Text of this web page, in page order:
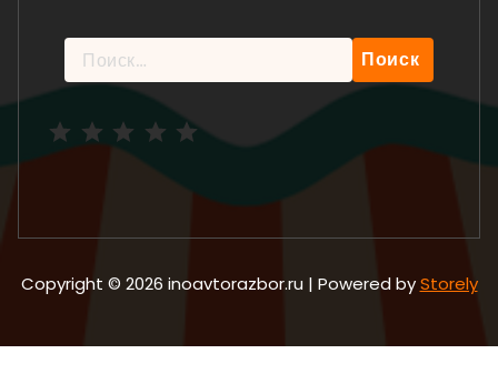
Найти:
Copyright © 2026 inoavtorazbor.ru | Powered byStorely